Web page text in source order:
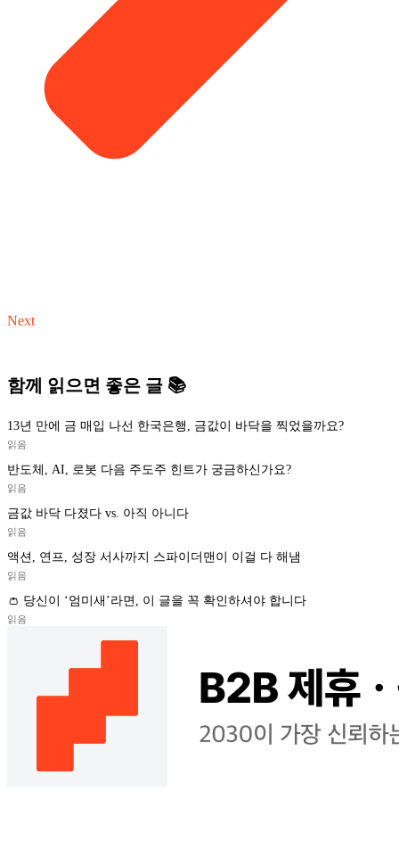
Next
함께 읽으면 좋은 글 📚
13년 만에 금 매입 나선 한국은행, 금값이 바닥을 찍었을까요?
읽음
반도체, AI, 로봇 다음 주도주 힌트가 궁금하신가요?
읽음
금값 바닥 다졌다 vs. 아직 아니다
읽음
액션, 연프, 성장 서사까지 스파이더맨이 이걸 다 해냄
읽음
👛 당신이 ‘엄미새’라면, 이 글을 꼭 확인하셔야 합니다
읽음